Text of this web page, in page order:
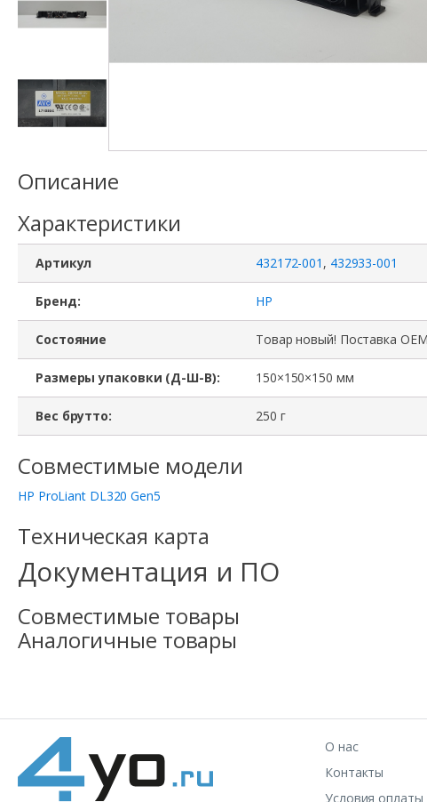
Описание
Характеристики
Артикул 432172-001 , 432933-001
Бренд: HP
Состояние Товар новый! Поставка
Размеры упаковки (Д-Ш-В): 150×150×150 мм
Вес брутто: 250 г
Совместимые модели
HP ProLiant DL320 Gen5
Техническая карта
Документация и ПО
Совместимые товары
Аналогичные товары
О нас
Контакты
Условия оплаты